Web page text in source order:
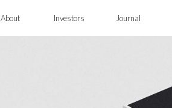
About Investors Journal